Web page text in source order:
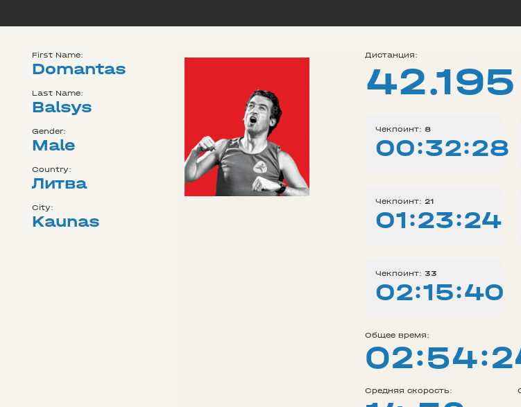
First Name:
Domantas
Last Name:
Balsys
Gender:
Male
Country:
Литва
City:
Kaunas
Дистанция:
Чекпоинт: 8
00:32:28
Чекпоинт: 21
01:23:24
Чекпоинт: 33
02:15:40
Общее время:
Средняя скорость: